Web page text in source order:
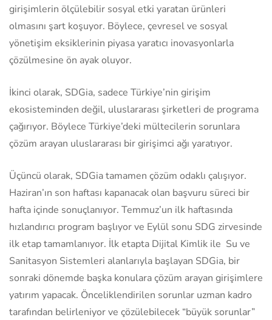
girişimlerin ölçülebilir sosyal etki yaratan ürünleri
olmasını şart koşuyor. Böylece, çevresel ve sosyal
yönetişim eksiklerinin piyasa yaratıcı inovasyonlarla
çözülmesine ön ayak oluyor.
İkinci olarak, SDGia, sadece Türkiye’nin girişim
ekosisteminden değil, uluslararası şirketleri de programa
çağırıyor. Böylece Türkiye’deki mültecilerin sorunlara
çözüm arayan uluslararası bir girişimci ağı yaratıyor.
Üçüncü olarak, SDGia tamamen çözüm odaklı çalışıyor.
Haziran’ın son haftası kapanacak olan başvuru süreci bir
hafta içinde sonuçlanıyor. Temmuz’un ilk haftasında
hızlandırıcı program başlıyor ve Eylül sonu SDG zirvesinde
ilk etap tamamlanıyor. İlk etapta Dijital Kimlik ile Su ve
Sanitasyon Sistemleri alanlarıyla başlayan SDGia, bir
sonraki dönemde başka konulara çözüm arayan girişimlere
yatırım yapacak. Önceliklendirilen sorunlar uzman kadro
tarafından belirleniyor ve çözülebilecek “büyük sorunlar”